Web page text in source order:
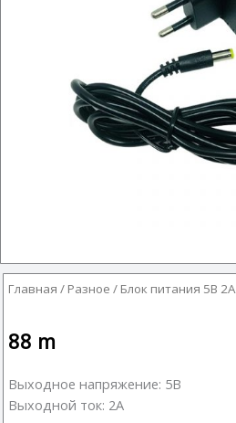
Главная / Разное / Блок питания 5В 2А
88 m
Выходное напряжение: 5В
Выходной ток: 2А